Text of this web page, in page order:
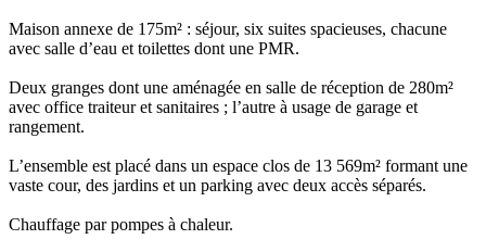
Maison annexe de 175m² : séjour, six suites spacieuses, chacune
avec salle d’eau et toilettes dont une PMR.
Deux granges dont une aménagée en salle de réception de 280m²
avec office traiteur et sanitaires ; l’autre à usage de garage et
rangement.
L’ensemble est placé dans un espace clos de 13 569m² formant une
vaste cour, des jardins et un parking avec deux accès séparés.
Chauffage par pompes à chaleur.